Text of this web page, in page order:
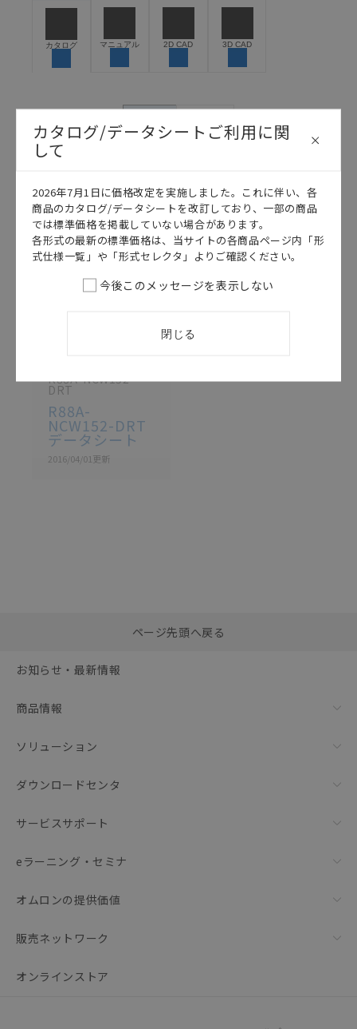
うな用途に使用される場合には、システム全体として
保できるよう設計されていること、および本製品が全
置の機能や安全性をご確認のうえご使用ください。・
商品に接続される推奨機器等、現在では入手困難なも
記載されているサービス内容や連絡先等は作成当時の
ものであり、変更・改定させていただいている可能性
があります。改めて当サイトの掲載内容をご確認のう
え、ご用命下さいますようお願いいたします。
カタログ マニュアル 2D CAD 3D CAD
このカタログを選択
カタログ
R88A-NCW152-
DRT
R88A-
NCW152-DRT
データシート
2016/04/01更新
括ダウンロード
ページ先頭へ戻る
お知らせ・最新情報
商品情報
ソリューション
ダウンロードセンタ
サービスサポート
eラーニング・セミナ
オムロンの提供価値
販売ネットワーク
オンラインストア
カタログ/データシートご利用に関
して
2026年7月1日に価格改定を実施しました。これに伴い、各
商品のカタログ/データシートを改訂しており、一部の商品
では標準価格を掲載していない場合があります。
各形式の最新の標準価格は、当サイトの各商品ページ内「形
式仕様一覧」や「形式セレクタ」よりご確認ください。
今後このメッセージを表示しない
閉じる